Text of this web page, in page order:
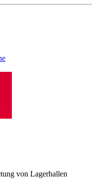
von Lagerhallen